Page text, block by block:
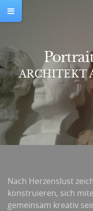
ARCHITEKT
Nach Herzenslust
konstruieren, sich
gemeinsam kreativ